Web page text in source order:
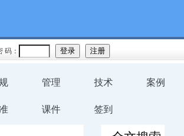
：
管理 技术 案例
课件 签到